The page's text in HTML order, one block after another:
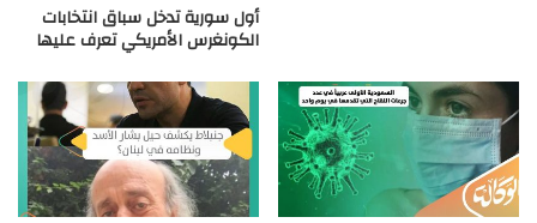
أول سورية تدخل سباق انتخابات
الكونغرس الأمريكي تعرف عليها